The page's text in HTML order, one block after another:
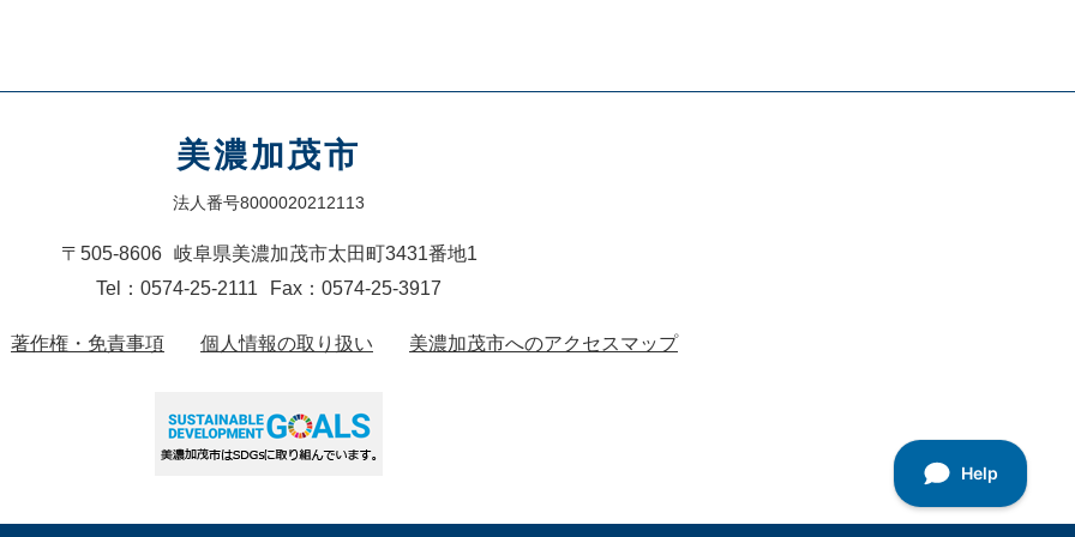
美濃加茂市
法人番号8000020212113
〒505-8606
岐阜県美濃加茂市太田町3431番地1
Tel：0574-25-2111
Fax：0574-25-3917
著作権・免責事項 個人情報の取り扱い 美濃加茂市へのアクセスマップ